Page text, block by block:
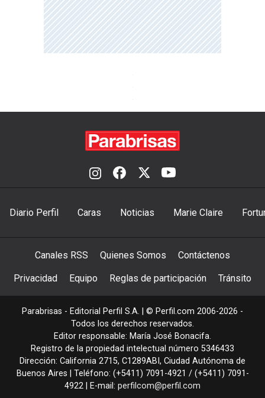
Diario Perfil Caras Noticias Marie Claire
Canales RSS Quienes Somos Contáctenos
Privacidad Equipo Reglas de participación Tránsito
Parabrisas - Editorial Perfil S.A. | © Perfil.com 2006-2026 -
Todos los derechos reservados.
Editor responsable: María José Bonacifa.
Registro de la propiedad intelectual número 5346433
Dirección: California 2715, C1289ABI , Ciudad Autónoma de
Buenos Aires | Teléfono: (+5411) 7091-4921 / (+5411) 7091-
4922 | E-mail: perfilcom@perfil.com